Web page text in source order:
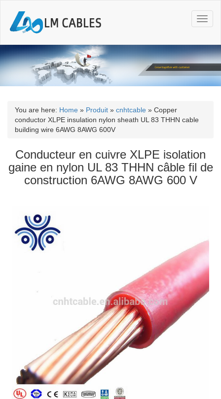
T
o
g
l
n
a
o
n
You are here: Home » Produit » cnhtcable » Copper
conductor XLPE insulation nylon sheath UL 83 THHN cable
building wire 6AWG 8AWG 600V
Conducteur en cuivre XLPE isolation
gaine en nylon UL 83 THHN câble fil de
construction 6AWG 8AWG 600 V